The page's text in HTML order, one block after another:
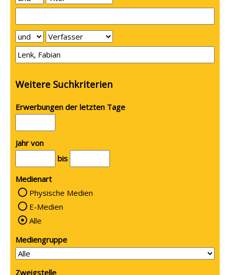
Weitere Suchkriterien
Erwerbungen der letzten Tage
Jahr von
bis
Medienart
Physische Medien
E-Medien
Alle
Mediengruppe
Zweigstelle